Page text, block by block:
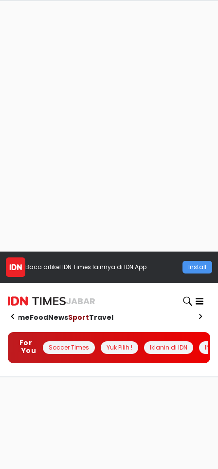
Baca artikel IDN Times lainnya di IDN App Install
JABAR
HomeFoodNewsSportTravel
For
You
Soccer Times Yuk Pilih ! Iklanin di IDN